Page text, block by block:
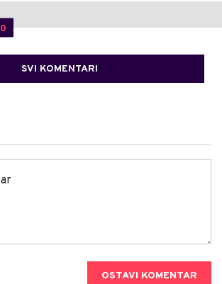
0
SVI KOMENTARI
OSTAVI KOMENTAR